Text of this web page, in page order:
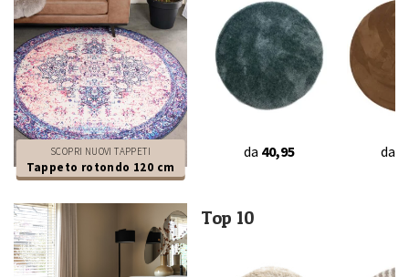
SCOPRI NUOVI TAPPETI
Tappeto rotondo 120 cm
da 40,95 da
Top 10